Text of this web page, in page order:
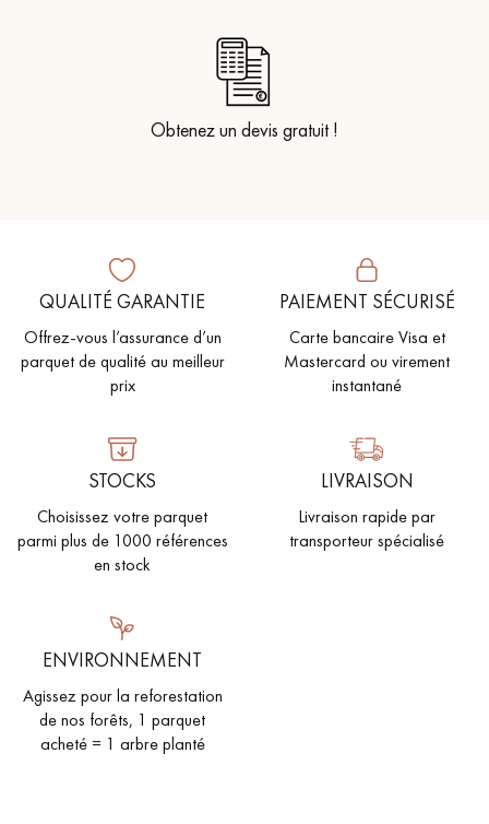
Obtenez un devis gratuit !
QUALITÉ GARANTIE
Offrez-vous l’assurance d’un
parquet de qualité au meilleur
prix
PAIEMENT SÉCURISÉ
Carte bancaire Visa et
Mastercard ou virement
instantané
STOCKS
Choisissez votre parquet
parmi plus de 1000 références
en stock
LIVRAISON
Livraison rapide par
transporteur spécialisé
ENVIRONNEMENT
Agissez pour la reforestation
de nos forêts, 1 parquet
acheté = 1 arbre planté